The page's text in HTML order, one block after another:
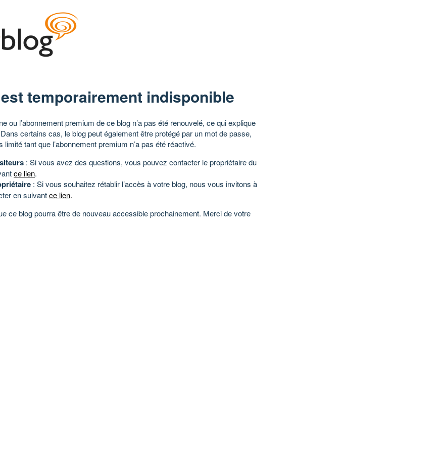
temporairement indisponible
ou l’abonnement premium de ce blog n’a pas été renouvelé, ce qui explique
certains cas, le blog peut également être protégé par un mot de passe,
limité tant que l’abonnement premium n’a pas été réactivé.
: Si vous avez des questions, vous pouvez contacter le propriétaire du
ce lien.
: Si vous souhaitez rétablir l’accès à votre blog, nous vous invitons à
en suivantce lien.
ce blog pourra être de nouveau accessible prochainement. Merci de votre